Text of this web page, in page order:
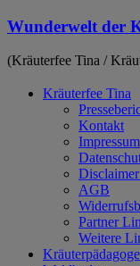
Zum
springen
Wunderwelt der
(Kräuterfee Tina /
Kräuterfee Tina
Kontakt
Impressum
AGB
Partner
Weitere